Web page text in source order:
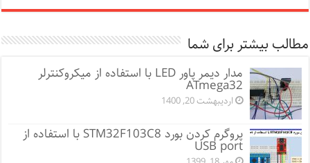
مطالب بیشتر برای شما
مدار دیمر پاور LED با استفاده از میکروکنترلر
ATmega32
اردیبهشت 20, 1400
پروگرم کردن بورد STM32F103C8 با استفاده از
USB port